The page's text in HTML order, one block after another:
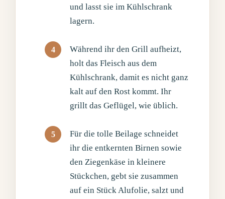
und lasst sie im Kühlschrank
lagern.
Während ihr den Grill aufheizt,
holt das Fleisch aus dem
Kühlschrank, damit es nicht ganz
kalt auf den Rost kommt. Ihr
grillt das Geflügel, wie üblich.
Für die tolle Beilage schneidet
ihr die entkernten Birnen sowie
den Ziegenkäse in kleinere
Stückchen, gebt sie zusammen
auf ein Stück Alufolie, salzt und